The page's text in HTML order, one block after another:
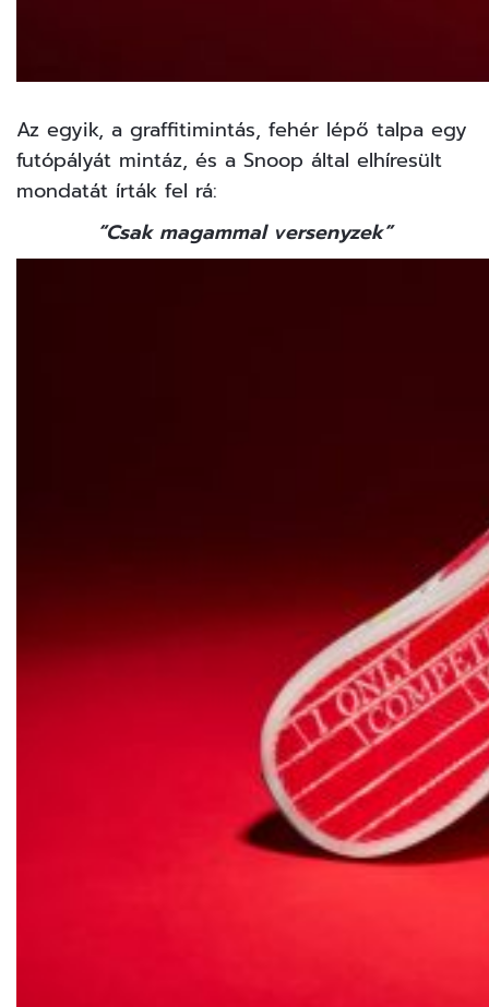
Az egyik, a graffitimintás, fehér lépő talpa egy
futópályát mintáz, és a Snoop által elhíresült
mondatát írták fel rá:
“Csak magammal versenyzek”